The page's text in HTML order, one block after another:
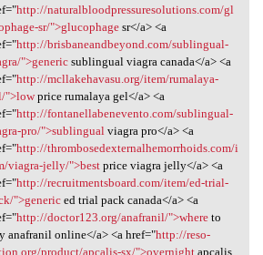
http://naturalbloodpressuresolutions.com/gl
sr/">glucophagesr</a> <a
http://brisbaneandbeyond.com/sublingual-
">genericsublingual viagra canada</a> <a
http://mcllakehavasu.org/item/rumalaya-
">lowprice rumalaya gel</a> <a
http://fontanellabenevento.com/sublingual-
pro/">sublingual viagra pro</a> <a
http://thrombosedexternalhemorrhoids.com/i
viagra-jelly/">bestprice viagra jelly</a> <a
http://recruitmentsboard.com/item/ed-trial-
">genericed trial pack canada</a> <a
http://doctor123.org/anafranil/">whereto
anafranil online</a> <a href="http://reso-
product/apcalis-sx/">overnightapcalis